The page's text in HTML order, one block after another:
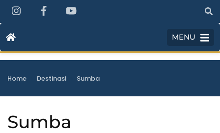
MENU
Home Destinasi Sumba
Sumba